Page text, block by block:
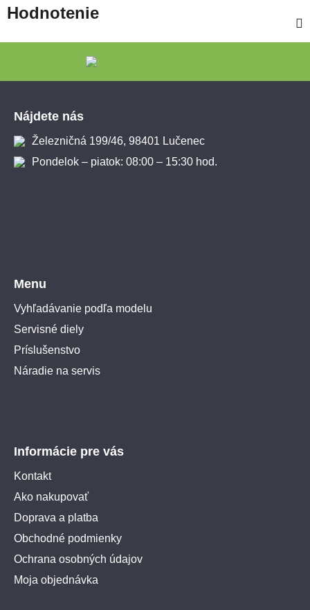
Hodnotenie
Nájdete nás
Železničná 199/46, 98401 Lučenec
Pondelok – piatok: 08:00 – 15:30 hod.
Menu
Vyhľadávanie podľa modelu
Servisné diely
Príslušenstvo
Náradie na servis
Informácie pre vás
Kontakt
Ako nakupovať
Doprava a platba
Obchodné podmienky
Ochrana osobných údajov
Moja objednávka